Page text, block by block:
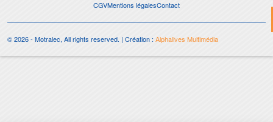
CGVMentions légalesContact
© 2026 - Motralec, All rights reserved. | Création : Alphalives Multimédia